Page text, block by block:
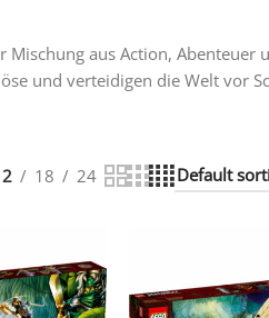
aus Action, Abenteuer
und verteidigen die Welt vor
18 24